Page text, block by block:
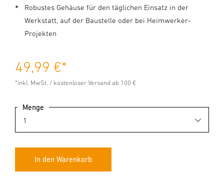
Robustes Gehäuse für den täglichen Einsatz in der
Werkstatt, auf der Baustelle oder bei Heimwerker-
Projekten
49,99 €*
*inkl. MwSt. / kostenloser Versand ab 100 €
Menge